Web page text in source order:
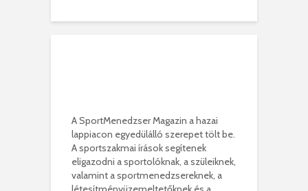
A SportMenedzser Magazin a hazai
lappiacon egyedülálló szerepet tölt be.
A sportszakmai írások segítenek
eligazodni a sportolóknak, a szüleiknek,
valamint a sportmenedzsereknek, a